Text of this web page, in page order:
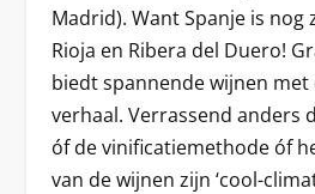
Madrid). Want Spanje is nog
Rioja en Ribera del Duero!
biedt spannende wijnen
verhaal. Verrassend anders
óf de vinificatiemethode óf
van de wijnen zijn ‘cool-